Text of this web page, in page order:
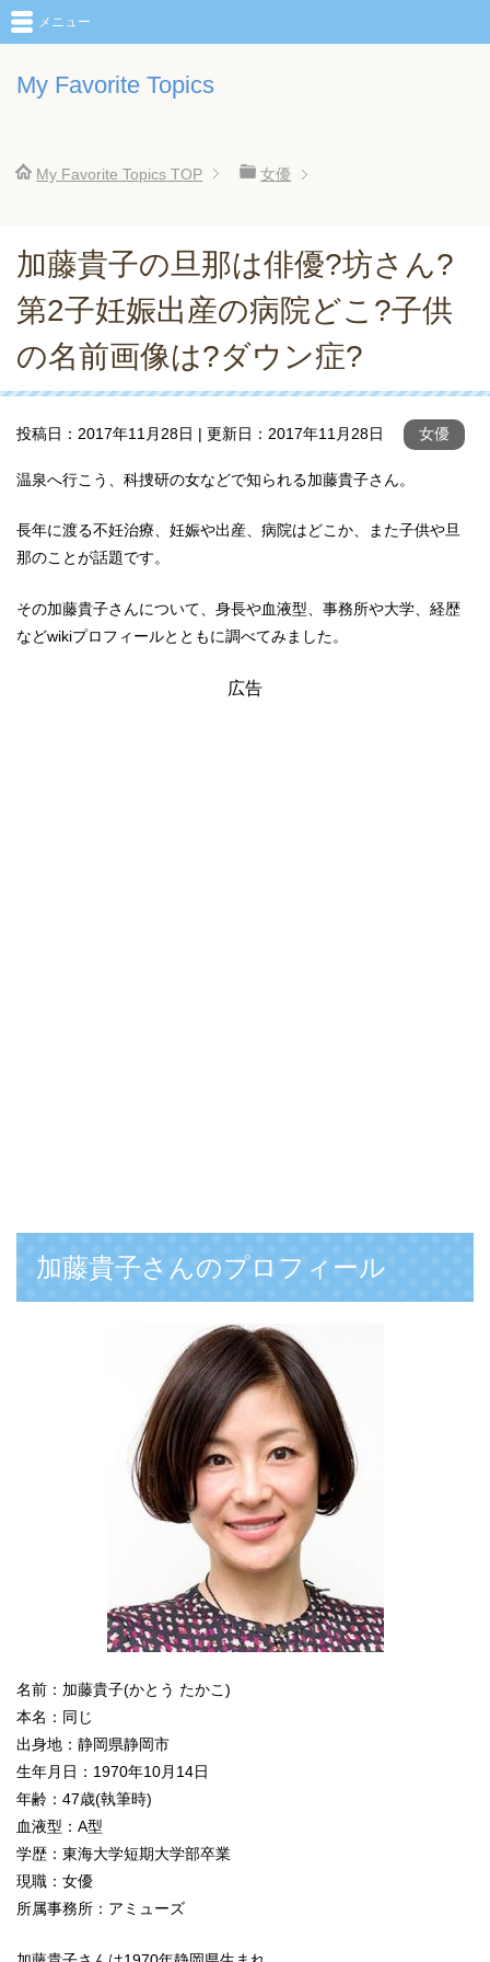
My Favorite Topics
メニュー
My Favorite Topics TOP 女優
加藤貴子の旦那は俳優?坊さん?
第2子妊娠出産の病院どこ?子供
の名前画像は?ダウン症?
投稿日： 2017年11月28日 | 更新日： 2017年11月28日 女優
温泉へ行こう、科捜研の女などで知られる加藤貴子さん。
長年に渡る不妊治療、妊娠や出産、病院はどこか、また子供や旦
那のことが話題です。
その加藤貴子さんについて、身長や血液型、事務所や大学、経歴
などwikiプロフィールとともに調べてみました。
広告
加藤貴子さんのプロフィール
名前：加藤貴子(かとう たかこ)
本名：同じ
出身地：静岡県静岡市
生年月日：1970年10月14日
年齢：47歳(執筆時)
血液型：A型
学歴：東海大学短期大学部卒業
現職：女優
所属事務所：アミューズ